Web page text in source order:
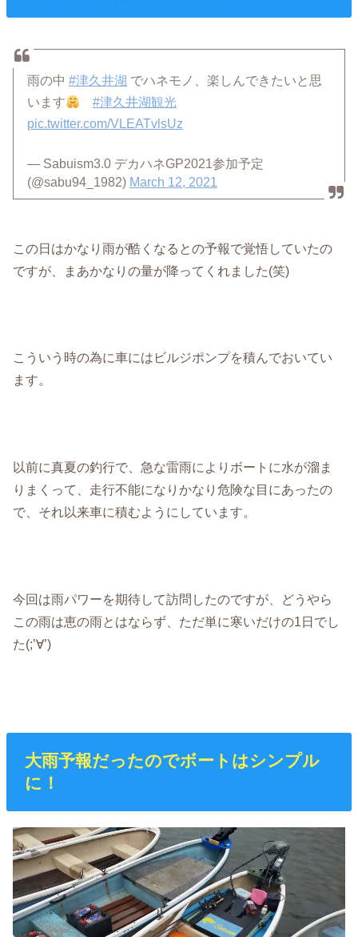
雨の中#津久井湖 でハネモノ、楽しんできたいと思
います
#津久井湖観光
pic.twitter.com/VLEATvlsUz
— Sabuism3.0 デカハネGP2021参加予定
(@sabu94_1982) March 12, 2021
この日はかなり雨が酷くなるとの予報で覚悟していたの
ですが、まあかなりの量が降ってくれました(笑)
こういう時の為に車にはビルジポンプを積んでおいてい
ます。
以前に真夏の釣行で、急な雷雨によりボートに水が溜ま
りまくって、走行不能になりかなり危険な目にあったの
で、それ以来車に積むようにしています。
今回は雨パワーを期待して訪問したのですが、どうやら
この雨は恵の雨とはならず、ただ単に寒いだけの1日でし
た(;’∀’)
大雨予報だったのでボートはシンプル
に！